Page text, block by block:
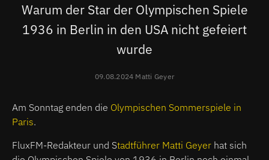
Warum der Star der Olympischen Spiele
1936 in Berlin in den USA nicht gefeiert
wurde
09.08.2024 Matti Geyer
Am Sonntag enden die Olympischen Sommerspiele in
Paris.
FluxFM-Redakteur und Stadtführer Matti Geyer hat sich